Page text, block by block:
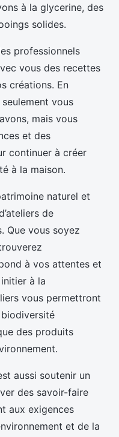
à la glycerine, des
solides.
professionnels
vous des recettes
créations. En
vous
mais vous
et des
continuer à créer
à la maison.
naturel et
de
Que vous soyez
à vos attentes et
à la
vous permettront
des produits
aussi soutenir un
des savoir-faire
aux exigences
et de la